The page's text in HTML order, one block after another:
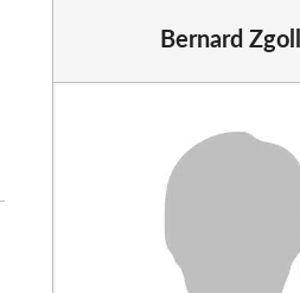
Bernard Zgoll